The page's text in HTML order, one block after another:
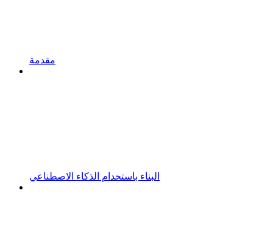
مقدمة
البناء باستخدام الذكاء الاصطناعي